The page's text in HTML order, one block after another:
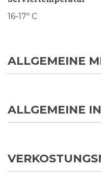
16-17º C
ALLGEMEINE
ALLGEMEINE